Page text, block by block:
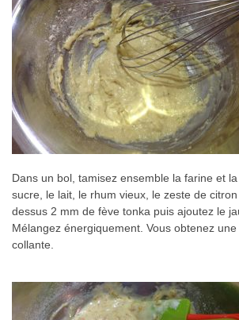
Dans un bol, tamisez ensemble la farine et
sucre, le lait, le rhum vieux, le zeste de
dessus 2 mm de fève tonka puis ajoutez le
Mélangez énergiquement. Vous obtenez
collante.